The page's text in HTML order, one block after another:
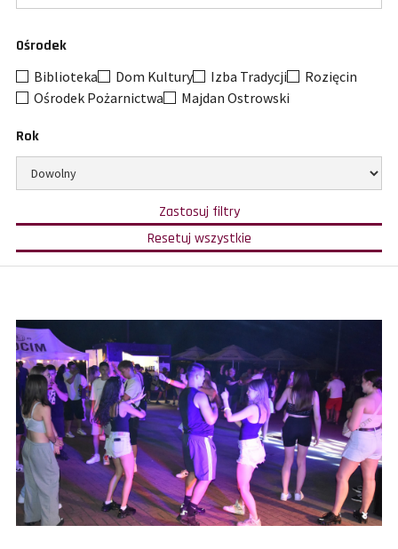
to
czego
szukasz
Ośrodek
Biblioteka Dom Kultury Izba Tradycji
Rozięcin
Ośrodek Pożarnictwa
Majdan Ostrowski
Rok
Ogranicz
wybór
określonego
roku
Zastosuj filtryw
oparciu
o
wybrane
kategorie,
ośrodki
szukaj
filtrowania.
Resetuj wszystkiefiltry
i
wszystkie